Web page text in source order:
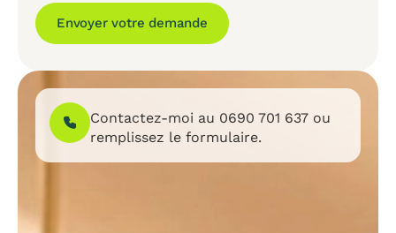
Envoyer votre demande
Contactez-moi au 0690 701 637 ou
remplissez le formulaire.